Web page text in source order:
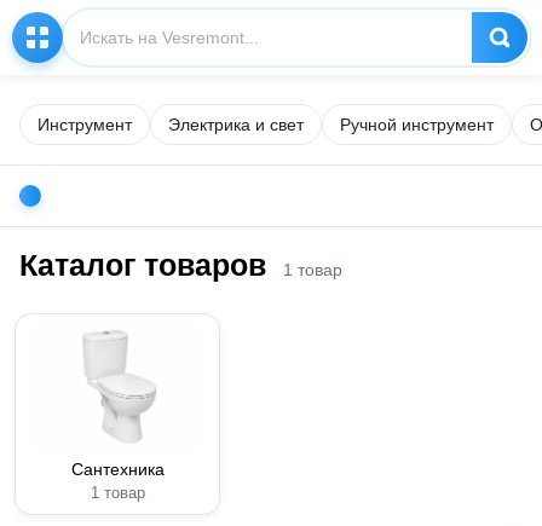
Инструмент Электрика и свет Ручной инструмент
Каталог товаров 1 товар
Сантехника
1 товар